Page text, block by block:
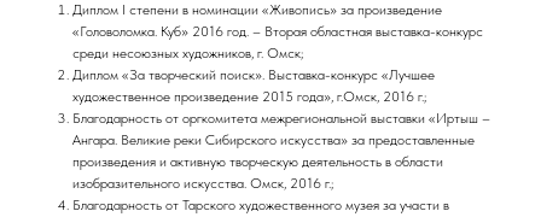
Диплом I степени в номинации «Живопись» за произведение
«Головоломка. Куб» 2016 год. – Вторая областная выставка-конкурс
среди несоюзных художников, г. Омск;
Диплом «За творческий поиск». Выставка-конкурс «Лучшее
художественное произведение 2015 года», г.Омск, 2016 г.;
Благодарность от оргкомитета межрегиональной выставки «Иртыш –
Ангара. Великие реки Сибирского искусства» за предоставленные
произведения и активную творческую деятельность в области
изобразительного искусства. Омск, 2016 г.;
Благодарность от Тарского художественного музея за участи в